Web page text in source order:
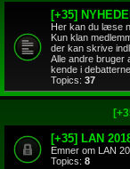
[+35]
Her kan du læse
Kun klan
der kan skrive
Alle andre bruger
kende i
Topics: 37
[+35] LAN
Emner om LAN
Topics: 8